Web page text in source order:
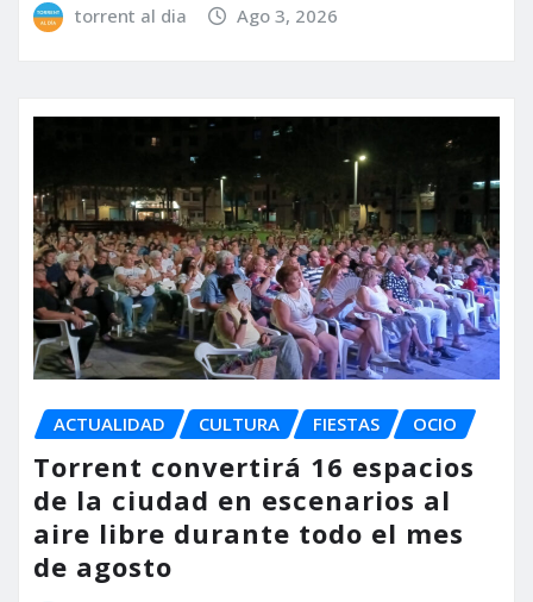
torrent al dia Ago 3, 2026
ACTUALIDAD CULTURA FIESTAS OCIO
Torrent convertirá 16 espacios
de la ciudad en escenarios al
aire libre durante todo el mes
de agosto